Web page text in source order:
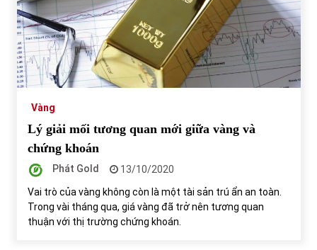
Vàng
Lý giải mối tương quan mới giữa vàng và
chứng khoán
Phát Gold
13/10/2020
Vai trò của vàng không còn là một tài sản trú ẩn an toàn.
Trong vài tháng qua, giá vàng đã trở nên tương quan
thuận với thị trường chứng khoán.